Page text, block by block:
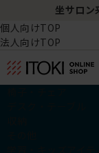
坐サロン
個人向けTOP
法人向けTOP